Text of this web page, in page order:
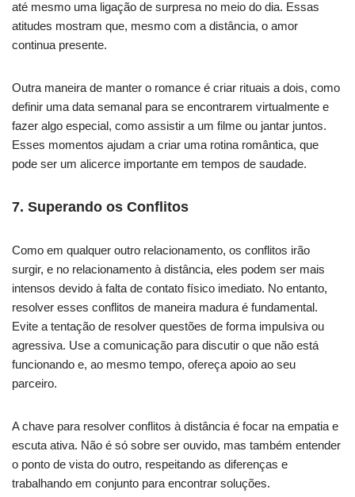
até mesmo uma ligação de surpresa no meio do dia. Essas
atitudes mostram que, mesmo com a distância, o amor
continua presente.
Outra maneira de manter o romance é criar rituais a dois, como
definir uma data semanal para se encontrarem virtualmente e
fazer algo especial, como assistir a um filme ou jantar juntos.
Esses momentos ajudam a criar uma rotina romântica, que
pode ser um alicerce importante em tempos de saudade.
7. Superando os Conflitos
Como em qualquer outro relacionamento, os conflitos irão
surgir, e no relacionamento à distância, eles podem ser mais
intensos devido à falta de contato físico imediato. No entanto,
resolver esses conflitos de maneira madura é fundamental.
Evite a tentação de resolver questões de forma impulsiva ou
agressiva. Use a comunicação para discutir o que não está
funcionando e, ao mesmo tempo, ofereça apoio ao seu
parceiro.
A chave para resolver conflitos à distância é focar na empatia e
escuta ativa. Não é só sobre ser ouvido, mas também entender
o ponto de vista do outro, respeitando as diferenças e
trabalhando em conjunto para encontrar soluções.